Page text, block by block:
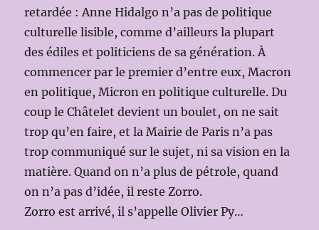
retardée : Anne Hidalgo n’a pas de politique
culturelle lisible, comme d’ailleurs la plupart
des édiles et politiciens de sa génération. À
commencer par le premier d’entre eux, Macron
en politique, Micron en politique culturelle. Du
coup le Châtelet devient un boulet, on ne sait
trop qu’en faire, et la Mairie de Paris n’a pas
trop communiqué sur le sujet, ni sa vision en la
matière. Quand on n’a plus de pétrole, quand
on n’a pas d’idée, il reste Zorro.
Zorro est arrivé, il s’appelle Olivier Py…